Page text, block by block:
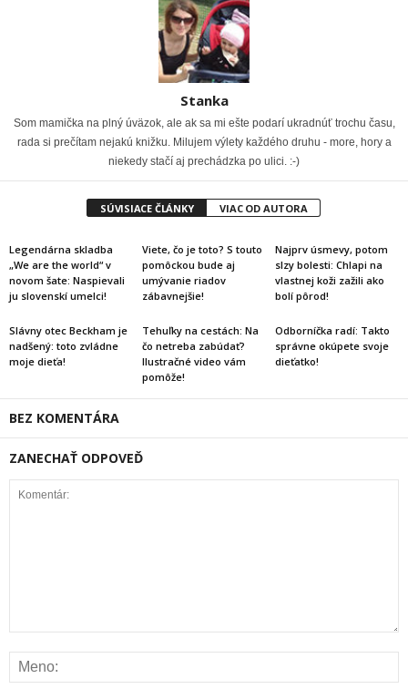
Stanka
Som mamička na plný úväzok, ale ak sa mi ešte podarí ukradnúť trochu času,
rada si prečítam nejakú knižku. Milujem výlety každého druhu - more, hory a
niekedy stačí aj prechádzka po ulici. :-)
SÚVISIACE ČLÁNKY VIAC OD AUTORA
Legendárna skladba
„We are the world“ v
novom šate: Naspievali
ju slovenskí umelci!
Viete, čo je toto? S touto
pomôckou bude aj
umývanie riadov
zábavnejšie!
Najprv úsmevy, potom
slzy bolesti: Chlapi na
vlastnej koži zažili ako
bolí pôrod!
Slávny otec Beckham je
nadšený: toto zvládne
moje dieťa!
Tehuľky na cestách: Na
čo netreba zabúdať?
Ilustračné video vám
pomôže!
Odborníčka radí: Takto
správne okúpete svoje
dieťatko!
BEZ KOMENTÁRA
ZANECHAŤ ODPOVEĎ